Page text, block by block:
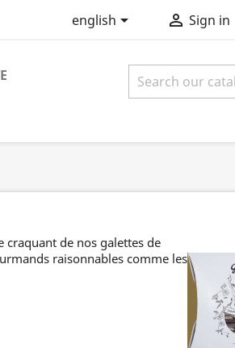
english  Sign in
craquant de nos galettes de
raisonnables comme les